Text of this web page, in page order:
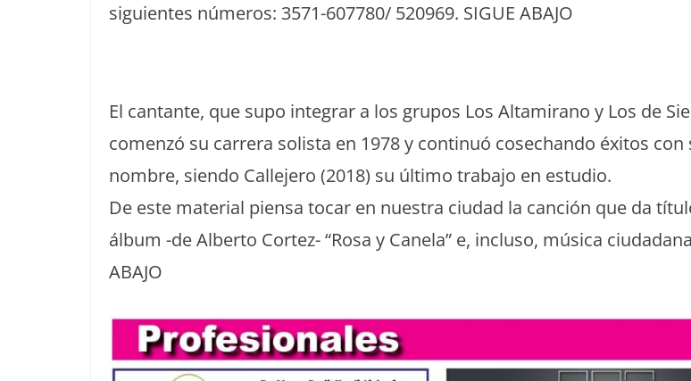
siguientes números: 3571-607780/ 520969. SIGUE ABAJO
El cantante, que supo integrar a los grupos Los Altamirano y Los de
comenzó su carrera solista en 1978 y continuó cosechando éxitos con
nombre, siendo Callejero (2018) su último trabajo en estudio.
De este material piensa tocar en nuestra ciudad la canción que da
álbum -de Alberto Cortez- “Rosa y Canela” e, incluso, música
ABAJO